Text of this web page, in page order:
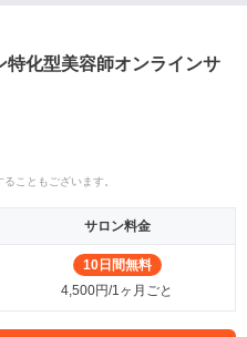
化型美容師オンラインサ
こともございます。
サロン料金
10日間無料
4,500円/1ヶ月ごと